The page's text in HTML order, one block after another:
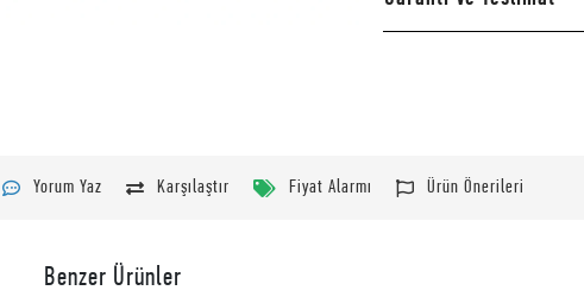
Yorum Yaz Karşılaştır Fiyat Alarmı Ürün Önerileri
Benzer Ürünler